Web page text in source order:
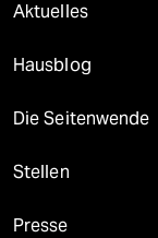
Aktuelles
Hausblog
Die Seitenwende
Stellen
Presse